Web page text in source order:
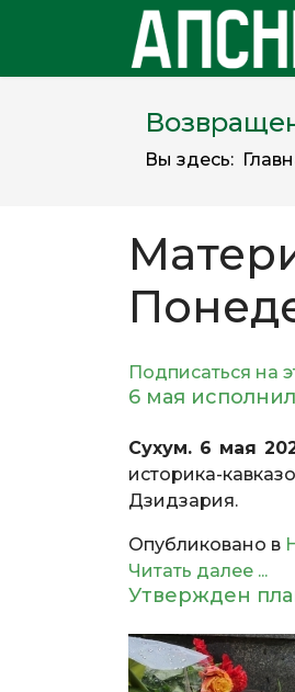
Вы здесь:
Подписаться на
6 мая
Сухум. 6 мая
историка-
Дзидзария.
Опубликовано в
Читать далее ...
Утвержден